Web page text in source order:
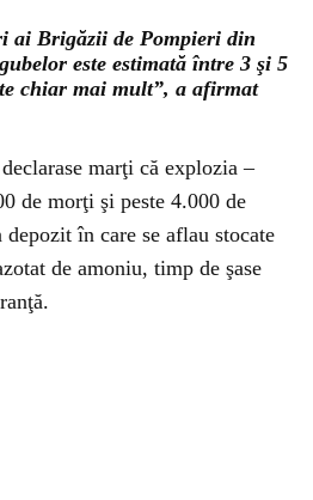
ai Brigăzii de Pompieri din
este estimată între 3 şi 5
chiar mai mult”, a afirmat
marţi că explozia –
de morţi şi peste 4.000 de
în care se aflau stocate
de amoniu, timp de şase